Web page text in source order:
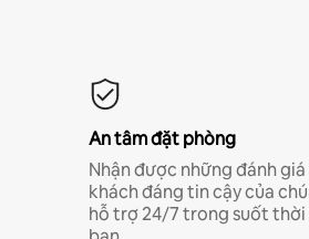
An tâm đặt phòng
Nhận được những đánh
khách đáng tin cậy của
hỗ trợ 24/7 trong suốt thời